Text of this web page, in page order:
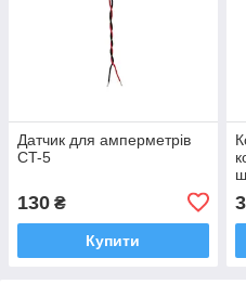
Датчик для амперметрів
CT-5
130 ₴
Купити